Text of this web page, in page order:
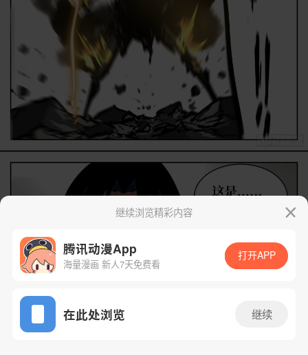
App免费看
继续浏览精彩内容
腾讯动漫App
海量漫画 新人7天免费看
打开APP
在此处浏览 继续